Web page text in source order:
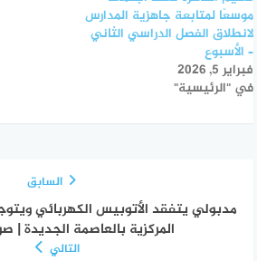
موسعًا لمتابعة جاهزية المدارس
لانطلاق الفصل الدراسي الثاني
– الأسبوع
فبراير 5, 2026
في "الرئيسية"
السابق
مدبولي يتفقد الأتوبيس الكهربائي
المركزية بالعاصمة الجديدة |
التالي